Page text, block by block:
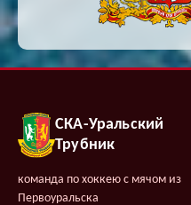
СКА-Уральский
Трубник
команда по хоккею с мячом из
Первоуральска